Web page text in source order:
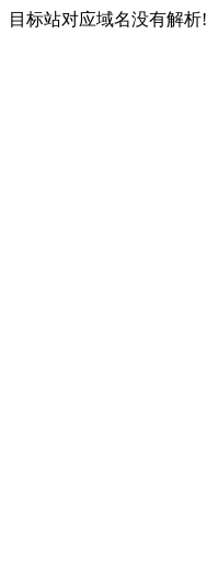
目标站对应域名没有解析!